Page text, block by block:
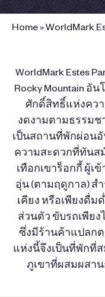
Home »WorldMark
WorldMark Estes
Rocky Mountain อั
ศักดิ์สิทธิ์แห่งคว
งดงามตามธรรมช
เป็นสถานที่พักผ่อนอั
ความสะดวกที่ทันส
เทือกเขาร็อกกี้ ผู้เ
อุ่น (ตามฤดูกาล) ส
เคียง หรือเพียงดื่ม
ส่วนตัว ขับรถเพียง
ซึ่งมีร้านค้าแปลก
แห่งนี้จึงเป็นที่พักที่
ภูเขาที่ผสมผสา